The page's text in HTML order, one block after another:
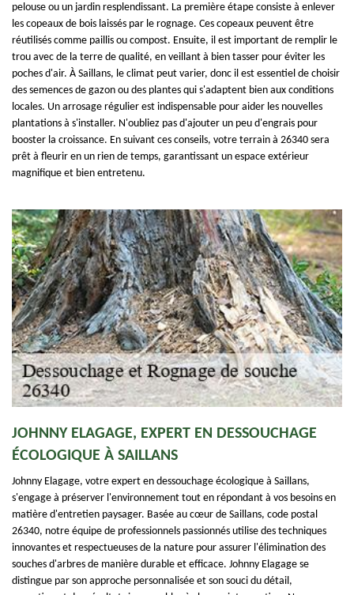
pelouse ou un jardin resplendissant. La première étape consiste à enlever
les copeaux de bois laissés par le rognage. Ces copeaux peuvent être
réutilisés comme paillis ou compost. Ensuite, il est important de remplir le
trou avec de la terre de qualité, en veillant à bien tasser pour éviter les
poches d'air. À Saillans, le climat peut varier, donc il est essentiel de choisir
des semences de gazon ou des plantes qui s'adaptent bien aux conditions
locales. Un arrosage régulier est indispensable pour aider les nouvelles
plantations à s'installer. N'oubliez pas d'ajouter un peu d'engrais pour
booster la croissance. En suivant ces conseils, votre terrain à 26340 sera
prêt à fleurir en un rien de temps, garantissant un espace extérieur
magnifique et bien entretenu.
JOHNNY ELAGAGE, EXPERT EN DESSOUCHAGE
ÉCOLOGIQUE À SAILLANS
Johnny Elagage, votre expert en dessouchage écologique à Saillans,
s'engage à préserver l'environnement tout en répondant à vos besoins en
matière d'entretien paysager. Basée au cœur de Saillans, code postal
26340, notre équipe de professionnels passionnés utilise des techniques
innovantes et respectueuses de la nature pour assurer l'élimination des
souches d'arbres de manière durable et efficace. Johnny Elagage se
distingue par son approche personnalisée et son souci du détail,